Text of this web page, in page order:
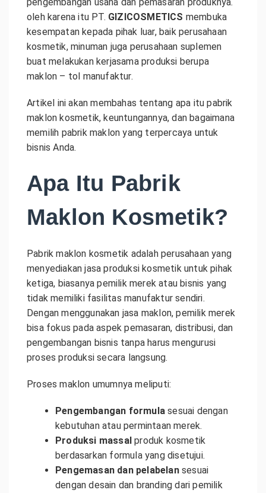
oleh karena itu PT. GIZICOSMETICS membuka
kesempatan kepada pihak luar, baik perusahaan
kosmetik, minuman juga perusahaan suplemen
buat melakukan kerjasama produksi berupa
maklon – tol manufaktur.
Artikel ini akan membahas tentang apa itu pabrik
maklon kosmetik, keuntungannya, dan bagaimana
memilih pabrik maklon yang terpercaya untuk
bisnis Anda.
Apa Itu Pabrik
Maklon Kosmetik?
Pabrik maklon kosmetik adalah perusahaan yang
menyediakan jasa produksi kosmetik untuk pihak
ketiga, biasanya pemilik merek atau bisnis yang
tidak memiliki fasilitas manufaktur sendiri.
Dengan menggunakan jasa maklon, pemilik merek
bisa fokus pada aspek pemasaran, distribusi, dan
pengembangan bisnis tanpa harus mengurusi
proses produksi secara langsung.
Proses maklon umumnya meliputi:
Pengembangan formulasesuai dengan
kebutuhan atau permintaan merek.
Produksi massalproduk kosmetik
berdasarkan formula yang disetujui.
Pengemasan dan pelabelan sesuai
dengan desain dan branding dari pemilik